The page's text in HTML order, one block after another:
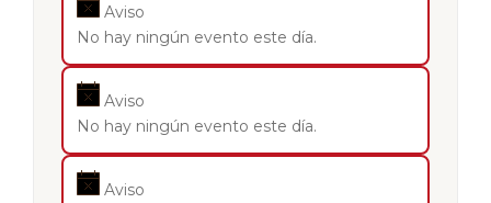
Aviso
No hay ningún evento este día.
Aviso
No hay ningún evento este día.
Aviso